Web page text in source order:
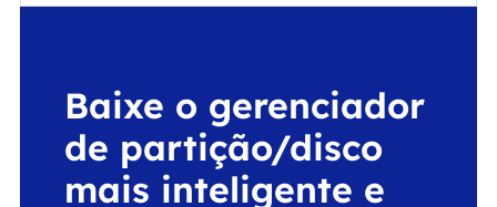
Baixe o gerenciador
de partição/disco
mais inteligente e